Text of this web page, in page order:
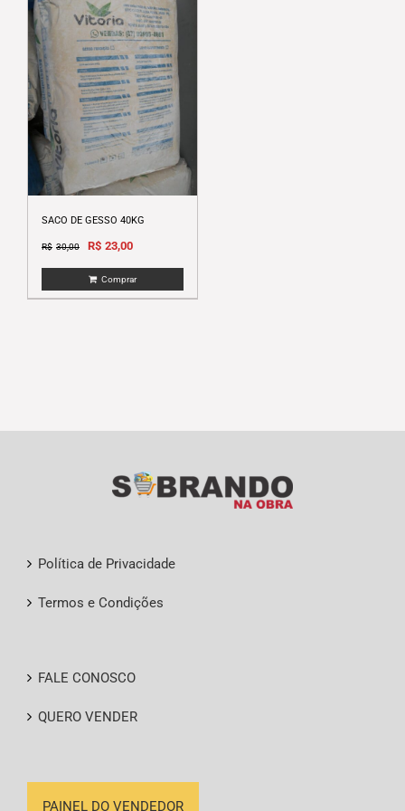
SACO DE GESSO 40KG
R$ 30,00
Original
price
was:
R$30,00.
R$ 23,00Current
price
is:
R$23,00.
Comprar
Política de Privacidade
Termos e Condições
FALE CONOSCO
QUERO VENDER
PAINEL DO VENDEDOR